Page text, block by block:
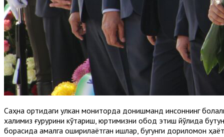
Саҳна ортидаги улкан мониторда донишманд инсоннинг
халқимиз ғурурини кўтариш, юртимизни обод этиш йўлида
борасида амалга оширилаётган ишлар, бугунги дориломон